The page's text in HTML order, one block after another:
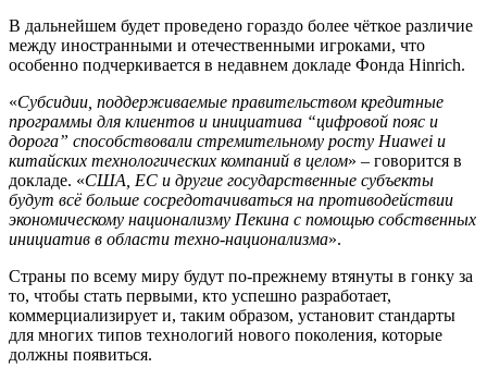
В дальнейшем будет проведено гораздо более чёткое различие
между иностранными и отечественными игроками, что
особенно подчеркивается в недавнем докладе Фонда Hinrich.
«Субсидии, поддерживаемые правительством кредитные
программы для клиентов и инициатива “цифровой пояс и
дорога” способствовали стремительному росту Huawei и
китайских технологических компаний в целом» – говорится в
докладе. «США, ЕС и другие государственные субъекты
будут всё больше сосредотачиваться на противодействии
экономическому национализму Пекина с помощью собственных
инициатив в области техно-национализма».
Страны по всему миру будут по-прежнему втянуты в гонку за
то, чтобы стать первыми, кто успешно разработает,
коммерциализирует и, таким образом, установит стандарты
для многих типов технологий нового поколения, которые
должны появиться.